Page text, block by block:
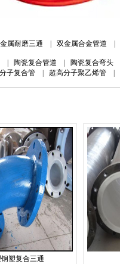
属耐磨三通 双金属合金管道
陶瓷复合管道 陶瓷复合弯头
子复合管 超高分子聚乙烯管
塑复合三通